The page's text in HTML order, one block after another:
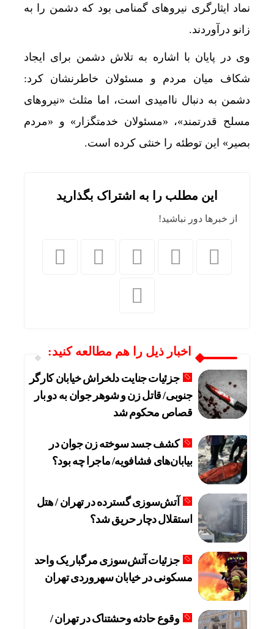
نماد ایثارگری نیروهای گمنامی بود که دشمن را به
زانو درآوردند.
وی در پایان با اشاره به تلاش دشمن برای ایجاد
شکاف میان مردم و مسئولان خاطرنشان کرد:
دشمن به دنبال ناامیدی است، اما مثلث «نیروهای
مسلح قدرتمند»، «مسئولان خدمتگزار» و «مردم
بصیر» این توطئه را خنثی کرده است.
این مطلب را به اشتراک بگذارید
از خبرها دور نباشید!
اخبار ذیل را هم مطالعه کنید:
جزئیات جنایت دلخراش خیابان کارگر
جنوبی/ قاتل زن و شوهر جوان به دو بار
قصاص محکوم شد
کشف جسد سوخته زن جوان در
بیابان‌های فشافویه/ ماجرا چه بود؟
آتش‌سوزی گسترده در تهران / هتل
استقلال دچار حریق شد؟
جزئیات آتش‌سوزی مرگبار یک واحد
مسکونی در خیابان سهروردی تهران
وقوع حادثه وحشتناک در تهران /